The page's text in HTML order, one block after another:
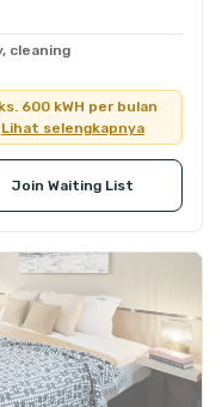
cleaning
600 kWH per bulan
Lihat selengkapnya
Join Waiting List